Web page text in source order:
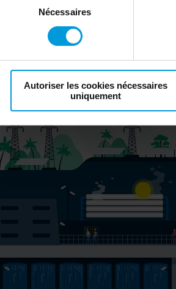
votre consentement
consentement
Nécessaires
Autoriser les cookies nécessaires
uniquement